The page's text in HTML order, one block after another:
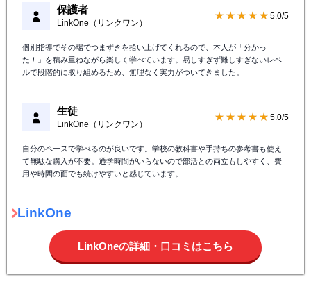
保護者
LinkOne（リンクワン）
★★★★★ 5.0/5
個別指導でその場でつまずきを拾い上げてくれるので、本人が「分かっ
た！」を積み重ねながら楽しく学べています。易しすぎず難しすぎないレベ
ルで段階的に取り組めるため、無理なく実力がついてきました。
生徒
LinkOne（リンクワン）
★★★★★ 5.0/5
自分のペースで学べるのが良いです。学校の教科書や手持ちの参考書も使え
て無駄な購入が不要。通学時間がいらないので部活との両立もしやすく、費
用や時間の面でも続けやすいと感じています。
LinkOne
LinkOneの詳細・口コミはこちら